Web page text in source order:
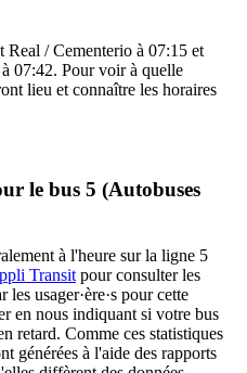
Real / Cementerio à 07:15 et
07:42. Pour voir à quelle
lieu et connaître les horaires
le bus 5 (Autobuses
à l'heure sur la ligne 5
Transit pour consulter les
usager·ère·s pour cette
en nous indiquant si votre bus
retard. Comme ces statistiques
générées à l'aide des rapports